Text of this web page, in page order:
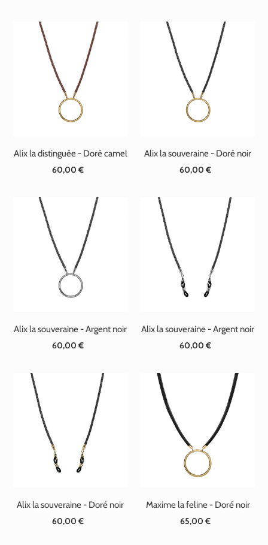
Alix la distinguée - Doré camel
Prix
60,00 €
Alix la souveraine - Doré noir
Prix
60,00 €
Alix la souveraine - Argent noir
Prix
60,00 €
Alix la souveraine - Argent noir
Prix
60,00 €
Alix la souveraine - Doré noir
Prix
60,00 €
Maxime la feline - Doré noir
Prix
65,00 €